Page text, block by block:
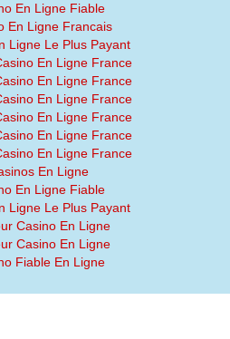
En Ligne Fiable
En Ligne Francais
Ligne Le Plus Payant
En Ligne France
En Ligne France
En Ligne France
En Ligne France
En Ligne France
En Ligne France
En Ligne
En Ligne Fiable
Ligne Le Plus Payant
Casino En Ligne
Casino En Ligne
Fiable En Ligne